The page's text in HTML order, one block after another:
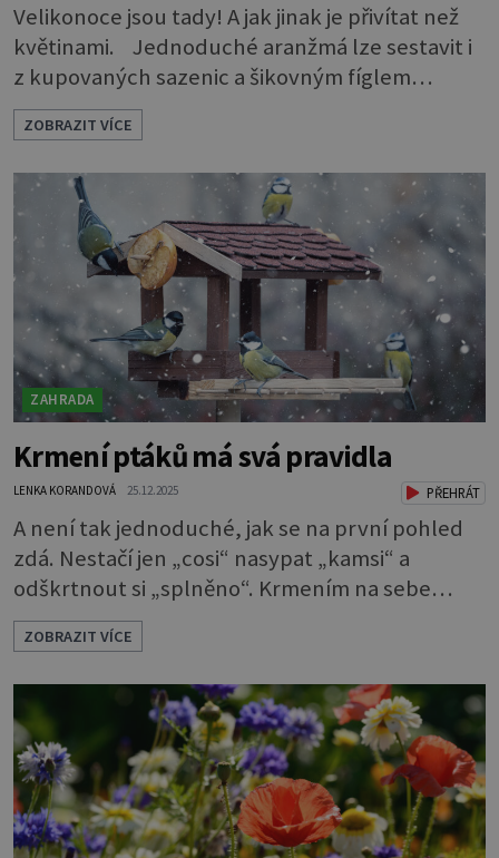
Velikonoce jsou tady! A jak jinak je přivítat než
květinami. Jednoduché aranžmá lze sestavit i
z kupovaných sazenic a šikovným fíglem
docílíte toho, aby výsledek působil jako dílo
profesionála. Rostliny vyndejte z pěstebních
květináčků a zasaďte je. Povrch zeminy pod listy
pokryjte mechem. Podél okraje pak pomocí
lžíce nasypejte dekorativní štěrk.Díky úpravě
povrchu je z obyčejn
ZOBRAZIT VÍCE
ZAHRADA
Krmení ptáků má svá pravidla
LENKA KORANDOVÁ 25.12.2025 PŘEHRÁT
A není tak jednoduché, jak se na první pohled
zdá. Nestačí jen „cosi“ nasypat „kamsi“ a
odškrtnout si „splněno“. Krmením na sebe
berete mnohem větší závazek a zodpovědnost.
Máte v plánu sypat v zimě zpěvavým
opeřencům nějaké dobroty? Pak byste měli
vědět pár pravidel, která je při tom nutno
dodržovat. Jinak můžete ptákům víc uškodit
než pomoci. Ornitologové varují, že špatné
krmení je
ZOBRAZIT VÍCE